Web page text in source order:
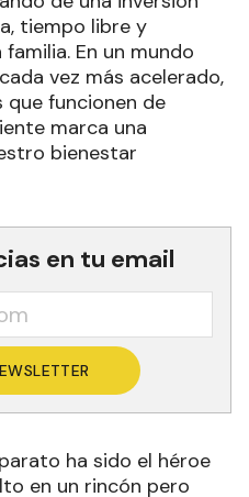
tiempo libre y
En un mundo
vez más acelerado,
funcionen de
marca una
bienestar
en tu email
ha sido el héroe
en un rincón pero